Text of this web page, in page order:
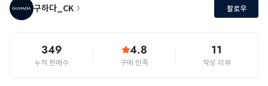
구하다_CK 팔로우
349
누적 판매수
4.8
구매 만족
11
작성 리뷰